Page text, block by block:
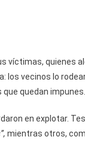
víctimas, quienes
los vecinos lo
quedan impunes.
en explotar.
mientras otros,